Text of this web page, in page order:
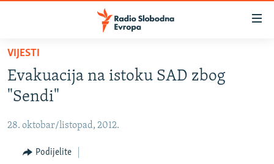
Pređite
glavni
sadržaj
na
navigaciju
VIJESTI
BOSNA I HERCEGOVINA
KOSOVO
CRNA GORA
VIJESTI
Evakuacija na istoku SAD zbog
"Sendi"
28. oktobar/listopad, 2012.
Podijelite